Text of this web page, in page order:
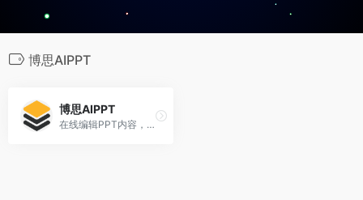
博思AIPPT
博思AIPPT
在线编辑PPT内容，零基础也能快速用ai制作PPT。